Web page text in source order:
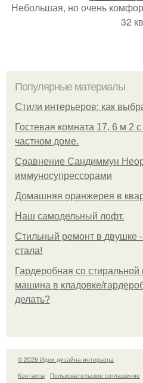
Небольшая, но очень
32
Популярные материалы
Стили интерьеров: как
Гостевая комната 17, 6 м 2
частном доме.
Сравнение Сандиммун
иммуносупрессорами
Домашняя оранжерея в
Наш самодельный лофт.
Стильный ремонт в двушке
стала!
Гардеробная со
машина в кладовке/
делать?
© 2026 Идеи дизайна интерьера
Контакты
Пользовательское соглашение